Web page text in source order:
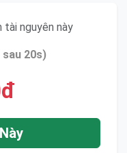
tài nguyên này
20s)